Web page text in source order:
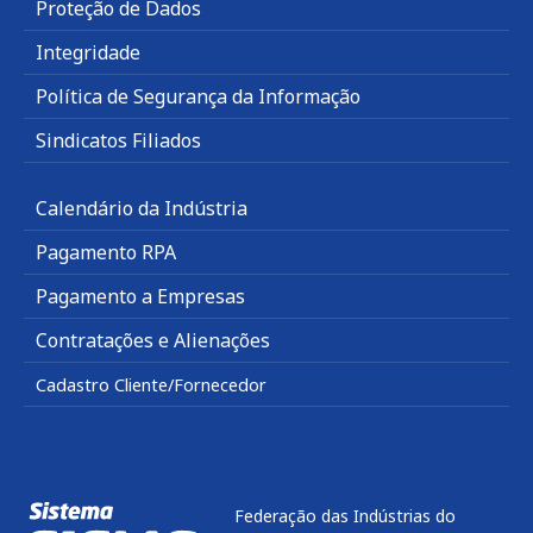
Proteção de Dados
Integridade
Política de Segurança da Informação
Sindicatos Filiados
Calendário da Indústria
Pagamento RPA
Pagamento a Empresas
Contratações e Alienações
Cadastro Cliente/Fornecedor
Federação das Indústrias do